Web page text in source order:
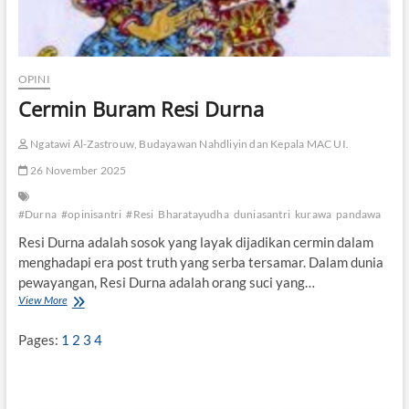
OPINI
Cermin Buram Resi Durna
Ngatawi Al-Zastrouw, Budayawan Nahdliyin dan Kepala MAC UI.
26 November 2025
#Durna #opinisantri #Resi Bharatayudha duniasantri kurawa pandawa
Resi Durna adalah sosok yang layak dijadikan cermin dalam
menghadapi era post truth yang serba tersamar. Dalam dunia
pewayangan, Resi Durna adalah orang suci yang…
View MoreC
m
Pages: 1 2 3 4